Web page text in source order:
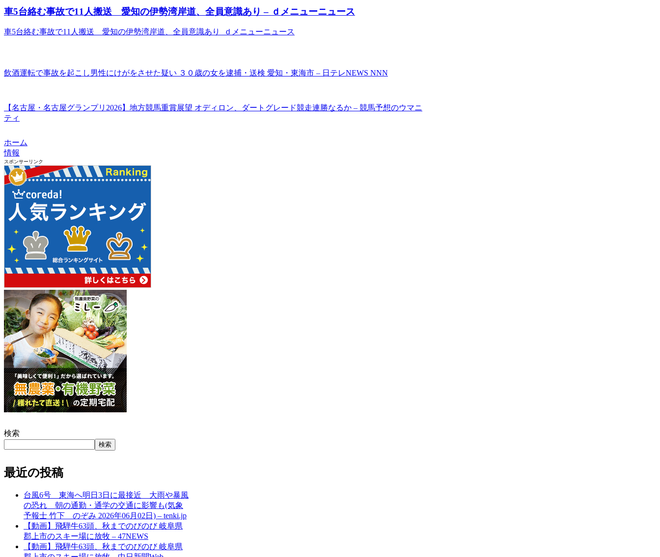
車5台絡む事故で11人搬送 愛知の伊勢湾岸道、全員意識あり – ｄメニューニュース
車5台絡む事故で11人搬送 愛知の伊勢湾岸道、全員意識あり ｄメニューニュース
飲酒運転で事故を起こし男性にけがをさせた疑い ３０歳の女を逮捕・送検 愛知・東海市 – 日テレNEWS NNN
【名古屋・名古屋グランプリ2026】地方競馬重賞展望 オディロン、ダートグレード競走連勝なるか – 競馬予想のウマニ
ティ
ホーム
情報
スポンサーリンク
検索
検索
最近の投稿
台風6号 東海へ明日3日に最接近 大雨や暴風
の恐れ 朝の通勤・通学の交通に影響も(気象
予報士 竹下 のぞみ 2026年06月02日) – tenki.jp
【動画】飛騨牛63頭、秋までのびのび 岐阜県
郡上市のスキー場に放牧 – 47NEWS
【動画】飛騨牛63頭、秋までのびのび 岐阜県